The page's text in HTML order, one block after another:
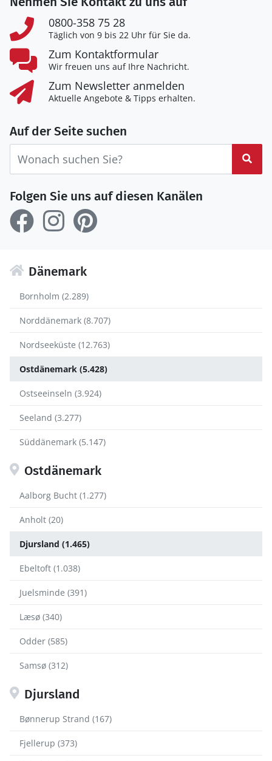
0800-358 75 28
Täglich von 9 bis 22 Uhr für Sie da.
Zum Kontaktformular
Wir freuen uns auf Ihre Nachricht.
Zum Newsletter anmelden
Aktuelle Angebote & Tipps erhalten.
Auf der Seite suchen
Folgen Sie uns auf diesen Kanälen
Dänemark
Bornholm (2.289)
Norddänemark (8.707)
Nordseeküste (12.763)
Ostdänemark (5.428)
Ostseeinseln (3.924)
Seeland (3.277)
Süddänemark (5.147)
Ostdänemark
Aalborg Bucht (1.277)
Anholt (20)
Djursland (1.465)
Ebeltoft (1.038)
Juelsminde (391)
Læsø (340)
Odder (585)
Samsø (312)
Djursland
Bønnerup Strand (167)
Fjellerup (373)